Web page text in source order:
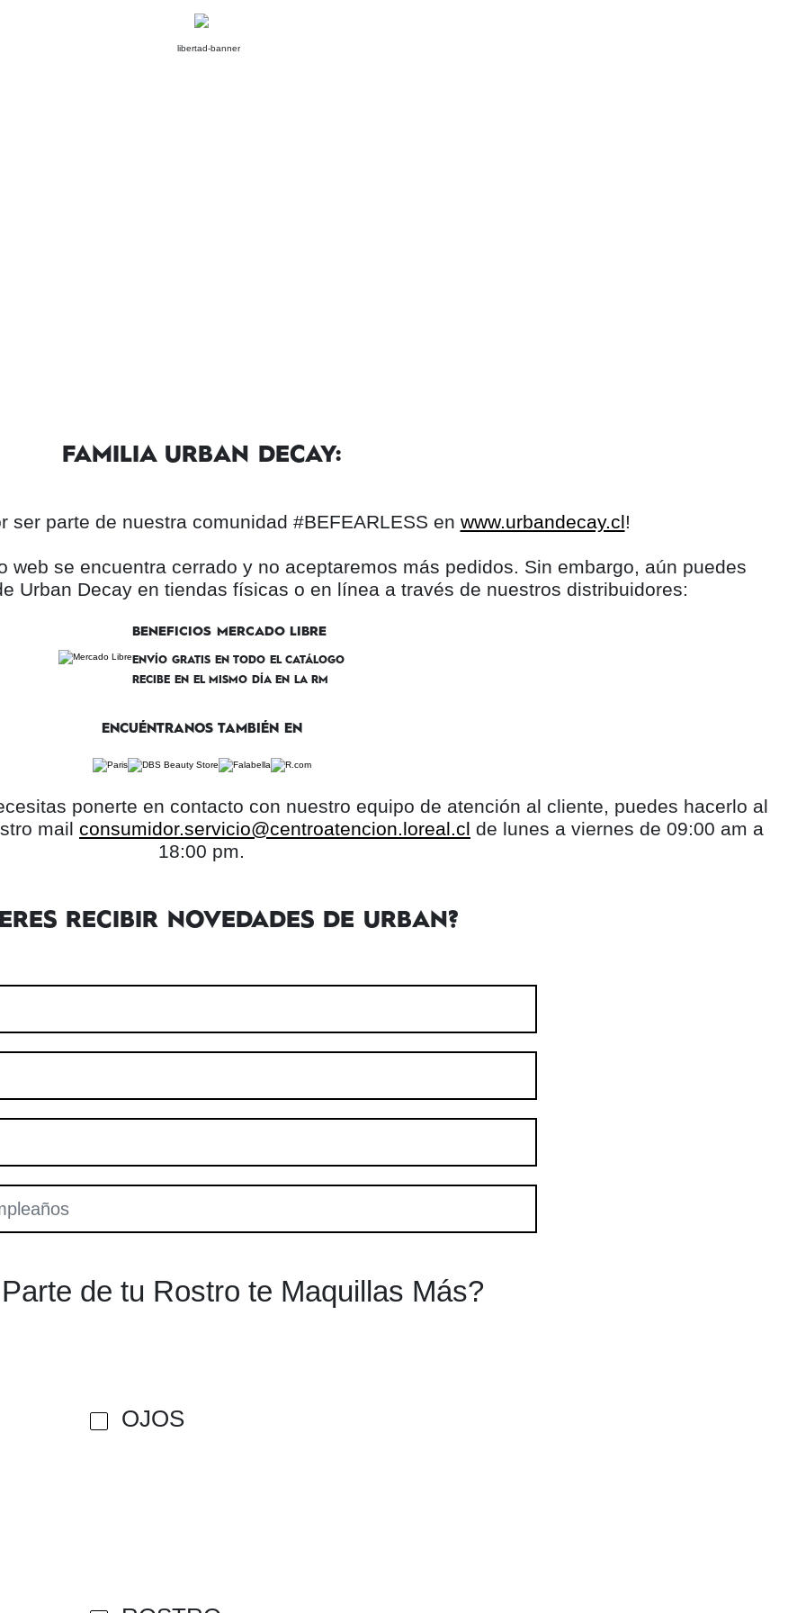
FAMILIA URBAN DECAY:
ser parte de nuestra comunidad #BEFEARLESS en www.urbandecay.cl!
web se encuentra cerrado y no aceptaremos más pedidos. Sin embargo, aún puedes
Urban Decay en tiendas físicas o en línea a través de nuestros distribuidores:
BENEFICIOS MERCADO LIBRE
ENVÍO GRATIS EN TODO EL CATÁLOGO
RECIBE EN EL MISMO DÍA EN LA RM
ENCUÉNTRANOS TAMBIÉN EN
ponerte en contacto con nuestro equipo de atención al cliente, puedes hacerlo al
mail consumidor.servicio@centroatencion.loreal.cl de lunes a viernes de 09:00 am a
18:00 pm.
RECIBIR NOVEDADES DE URBAN?
de tu Rostro te Maquillas Más?
OJOS